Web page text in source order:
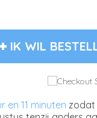
IK WIL
en 11 minutenzodat